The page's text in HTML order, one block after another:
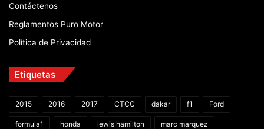
Contáctenos
Reglamentos Puro Motor
Política de Privacidad
Etiquetas
2015 2016 2017 CTCC dakar f1 Ford
formula1 honda lewis hamilton marc marquez